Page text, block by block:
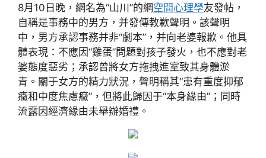
8月10日晚，網名為“山川”的網空間心理學友發帖，
自稱是事務中的男方，并發傳教歉聲明。該聲明
中，男方承認事務并非“劇本”，并向老婆報歉。他具
體表現：不應因“雞蛋”問題對孩子發火，也不應對老
婆態度惡劣；承認曾將女方拖拽進室致其身體淤
青。關于女方的精力狀況，聲明稱其“患有重度抑郁
癥和中度焦慮癥”，但將此歸因于“本身緣由”；同時
流露因經濟緣由未舉辦婚禮。